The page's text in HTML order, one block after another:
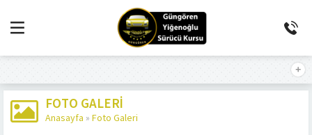
FOTO GALERI
Anasayfa » Foto Galeri